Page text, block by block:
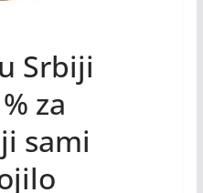
Srbiji
za
sami